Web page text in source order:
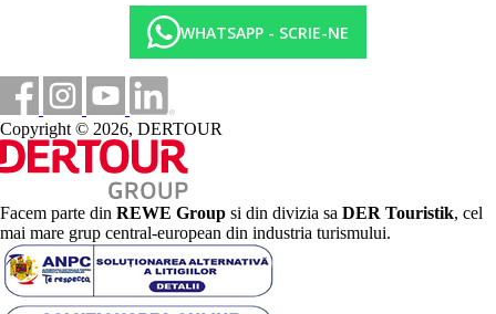
WHATSAPP - SCRIE-NE
Copyright © 2026, DERTOUR
Facem parte din REWE Group si din divizia sa DER Touristik, cel
mai mare grup central-european din industria turismului.